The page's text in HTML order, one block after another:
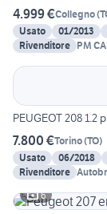
4.999 €Collegno(
Usato
01/2013
Rivenditore PM
PEUGEOT 208 1.2
7.800 €Torino(TO)
Usato
06/2018
Rivenditore
6